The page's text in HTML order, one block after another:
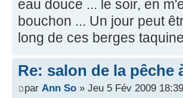
eau douce ... le soir, en
bouchon ... Un jour peut
long de ces berges
Re: salon de la pêche
par Ann So » Jeu 5 Fév 2009 18:39